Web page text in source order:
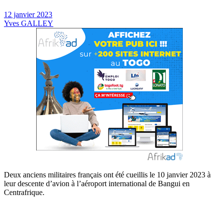
12 janvier 2023
Yves GALLEY
Deux anciens militaires français ont été cueillis le 10 janvier 2023 à
leur descente d’avion à l’aéroport international de Bangui en
Centrafrique.